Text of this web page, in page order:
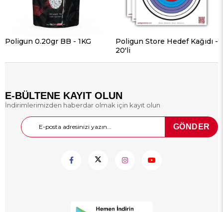
Poligun 0.20gr BB - 1KG
Poligun Store Hedef Kağıdı -
20'li
E-BÜLTENE KAYIT OLUN
İndirimlerimizden haberdar olmak için kayıt olun
GÖNDER